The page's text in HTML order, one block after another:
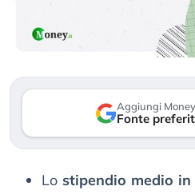
Aggiungi
Fonte
Lo stipendio medio